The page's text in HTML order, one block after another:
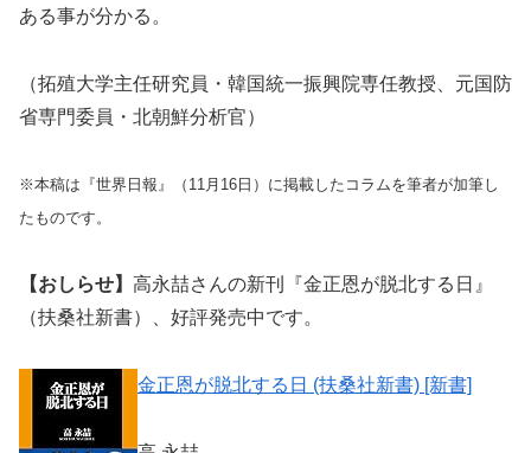
ある事が分かる。
（拓殖大学主任研究員・韓国統一振興院専任教授、元国防
省専門委員・北朝鮮分析官）
※本稿は『世界日報』（11月16日）に掲載したコラムを筆者が加筆し
たものです。
【おしらせ】 高永喆さんの新刊『金正恩が脱北する日』
（扶桑社新書）、好評発売中です。
金正恩が脱北する日 (扶桑社新書) [新書]